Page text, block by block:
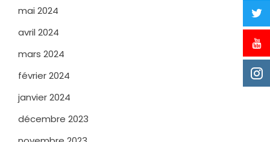
mai 2024
avril 2024
mars 2024
février 2024
janvier 2024
décembre 2023